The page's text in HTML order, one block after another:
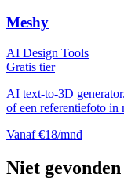
Meshy
AI Design Tools
Gratis tier
AI text-to-3D
of een referentiefoto in
Vanaf €18/mnd
Niet